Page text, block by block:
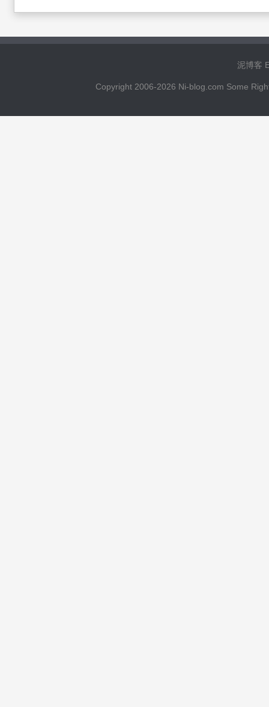
泥博客
Copyright 2006-2026 Ni-blog.com Some